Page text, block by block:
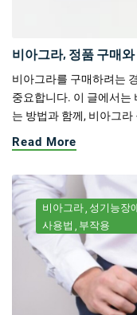
비아그라, 정품 구매
비아그라를 구매하려는
중요합니다. 이 글에서는
는 방법과 함께, 비아그
Read More
비아그라 성기능장
사용법
부작용